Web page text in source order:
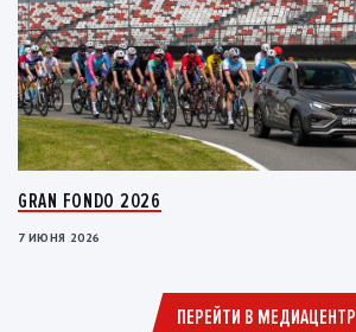
GRAN FONDO 2026
7 ИЮНЯ 2026
ПЕРЕЙТИ В МЕДИАЦЕНТР